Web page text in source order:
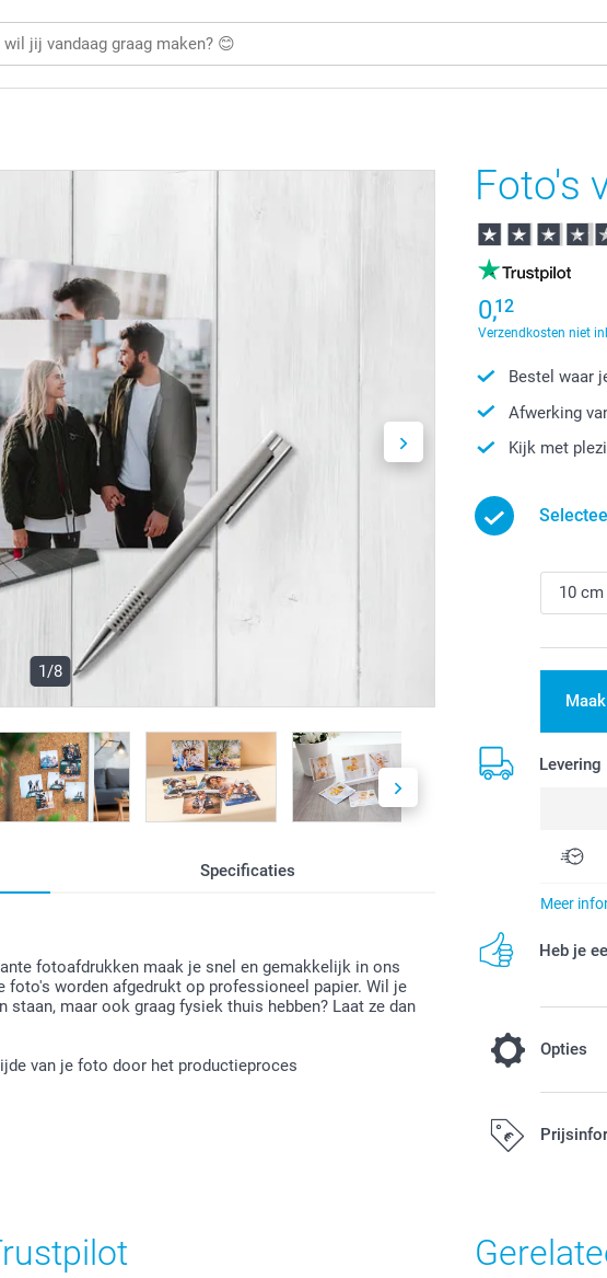
1/8
Specificaties
fotoafdrukken maak je snel en gemakkelijk in ons
worden afgedrukt op professioneel papier. Wil je
maar ook graag fysiek thuis hebben? Laat ze dan
van je foto door het productieproces
Foto's
0,12
Verzendkosten niet
Bestel waar
Afwerking
Kijk met
Levering
Meer
Heb je
Opties
Kleureffect
Zwart-Wit